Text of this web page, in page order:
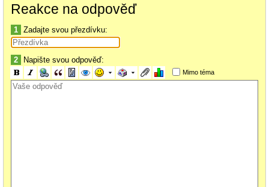
Reakce na odpověď
1 Zadajte svou přezdívku:
2 Napište svou odpověď:
Mimo téma